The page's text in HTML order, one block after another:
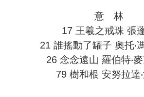
意 林
17 王羲之戒珠 張
21 誰搖動了罐子 奧托‧
26 念念遠山 羅伯特‧
79 樹和根 安努拉達